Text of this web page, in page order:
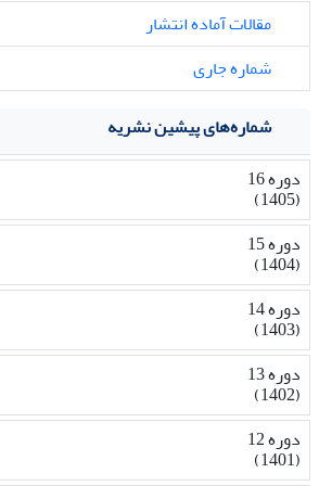
مقالات آماده انتشار
شماره جاری
شماره‌های پیشین نشریه
دوره 16
(1405)
دوره 15
(1404)
دوره 14
(1403)
دوره 13
(1402)
دوره 12
(1401)